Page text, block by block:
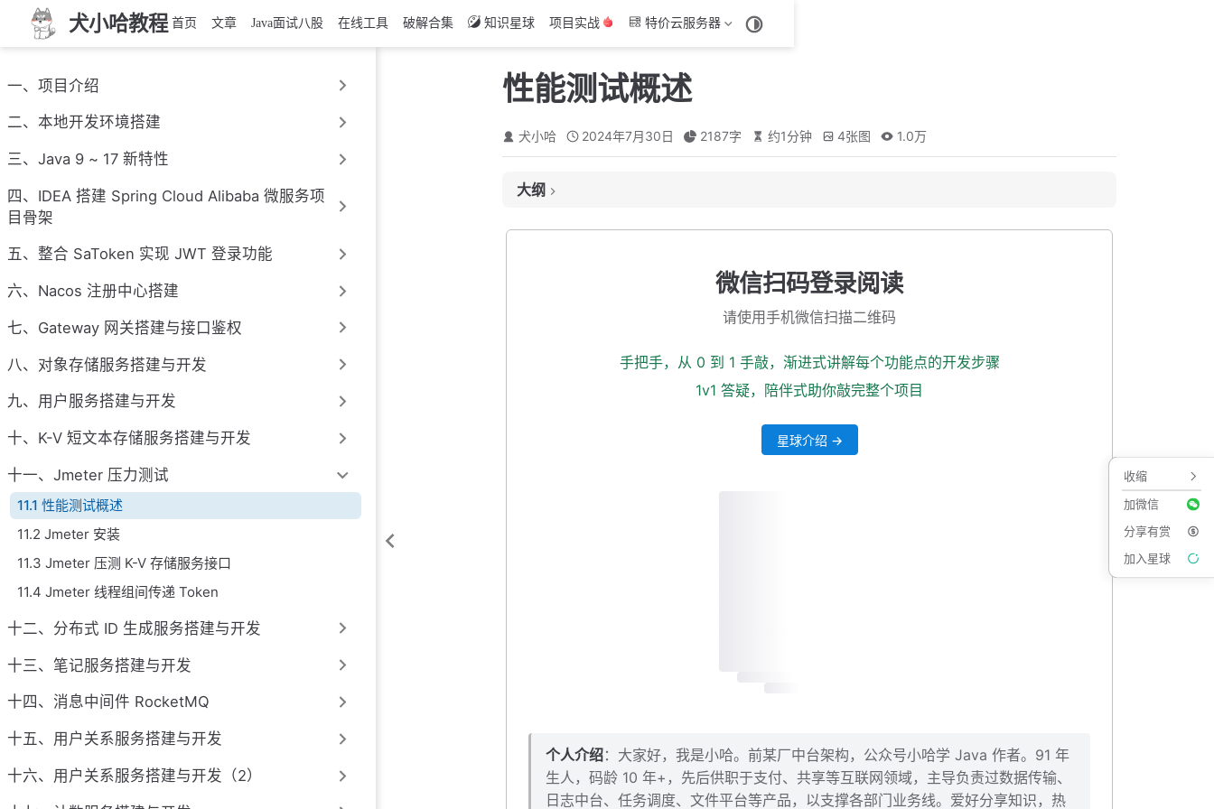
犬小哈教程 首页 文章 Java面试八股 在线工具 破解合集 知识星球 项目实战 特价云服务器
一、项目介绍
二、本地开发环境搭建
三、Java 9 ~ 17 新特性
四、IDEA 搭建 Spring Cloud Alibaba 微服务项
目骨架
五、整合 SaToken 实现 JWT 登录功能
六、Nacos 注册中心搭建
七、Gateway 网关搭建与接口鉴权
八、对象存储服务搭建与开发
九、用户服务搭建与开发
十、K-V 短文本存储服务搭建与开发
十一、Jmeter 压力测试
11.1 性能测试概述
11.2 Jmeter 安装
11.3 Jmeter 压测 K-V 存储服务接口
11.4 Jmeter 线程组间传递 Token
十二、分布式 ID 生成服务搭建与开发
十三、笔记服务搭建与开发
十四、消息中间件 RocketMQ
十五、用户关系服务搭建与开发
十六、用户关系服务搭建与开发（2）
性能测试概述
犬小哈 2024年7月30日 2187字 约1分钟 4张图 1.0万
大纲
微信扫码登录阅读
请使用手机微信扫描二维码
手把手，从 0 到 1 手敲，渐进式讲解每个功能点的开发步骤
1v1 答疑，陪伴式助你敲完整个项目
星球介绍 →
个人介绍：大家好，我是小哈。前某厂中台架构，公众号小哈学 Java 作者。91 年
生人，码龄 10 年+，先后供职于支付、共享等互联网领域，主导负责过数据传输、
日志中台、任务调度、文件平台等产品，以支撑各部门业务线。爱好分享知识，热
收缩
加微信
分享有赏
加入星球